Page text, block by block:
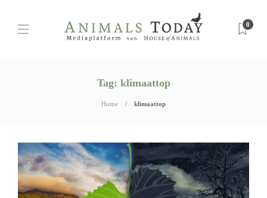
0
Tag: klimaattop
Home klimaattop